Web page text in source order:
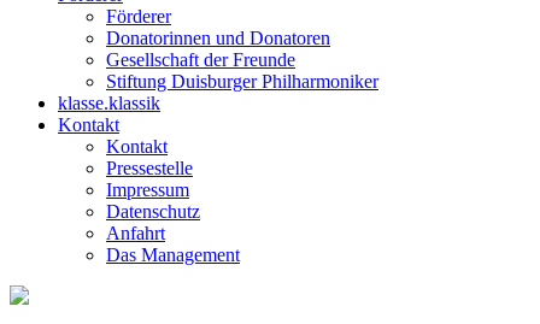
Förderer
Donatorinnen und Donatoren
Gesellschaft der Freunde
Stiftung Duisburger Philharmoniker
klasse.klassik
Kontakt
Kontakt
Pressestelle
Impressum
Datenschutz
Anfahrt
Das Management